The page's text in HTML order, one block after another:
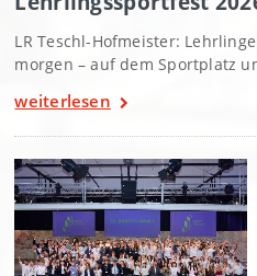
LR Teschl-Hofmeister:
morgen – auf dem Sportplatz
weiterlesen